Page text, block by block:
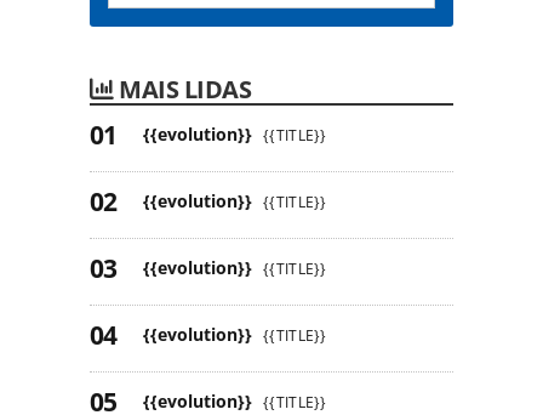
MAIS LIDAS
{{evolution}} {{TITLE}}
{{evolution}} {{TITLE}}
{{evolution}} {{TITLE}}
{{evolution}} {{TITLE}}
{{evolution}} {{TITLE}}